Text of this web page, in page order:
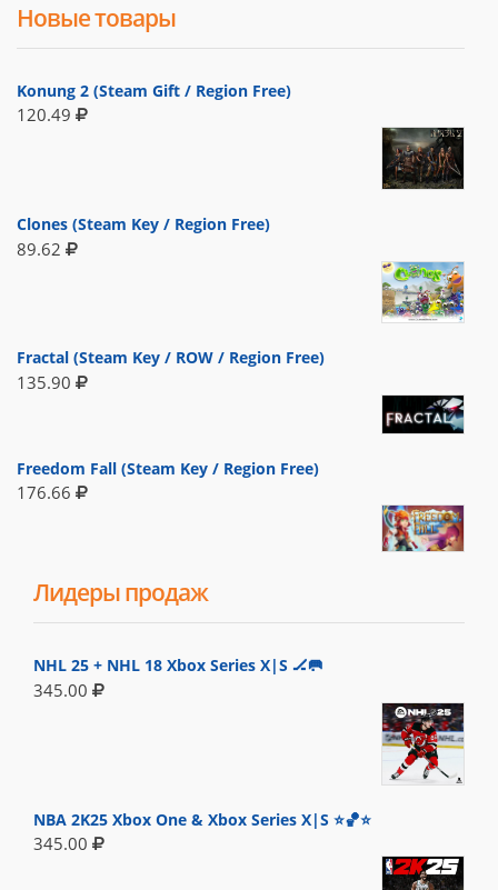
Новые товары
Konung 2 (Steam Gift / Region Free)
120.49
Clones (Steam Key / Region Free)
89.62
Fractal (Steam Key / ROW / Region Free)
135.90
Freedom Fall (Steam Key / Region Free)
176.66
Лидеры продаж
NHL 25 + NHL 18 Xbox Series X|S 🏒🥅
345.00
NBA 2K25 Xbox One & Xbox Series X|S ⭐🏀⭐
345.00